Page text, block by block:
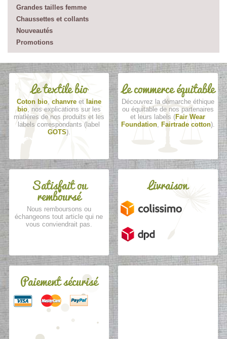
Grandes tailles femme
Chaussettes et collants
Nouveautés
Promotions
Le textile bio
Coton bio, chanvreet laine
bio, nos explications sur les
matières de nos produits et les
labels correspondants (label
GOTS).
Le commerce équitable
Découvrez la démarche éthique
ou équitable de nos partenaires
et leurs labels (Fair Wear
Foundation, Fairtrade cotton).
Satisfait ou
remboursé
Nous remboursons ou
échangeons tout article qui ne
vous conviendrait pas.
Livraison
Paiement sécurisé